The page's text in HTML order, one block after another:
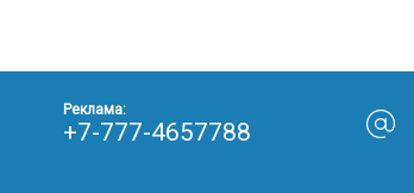
Реклама:
+7-777-4657788